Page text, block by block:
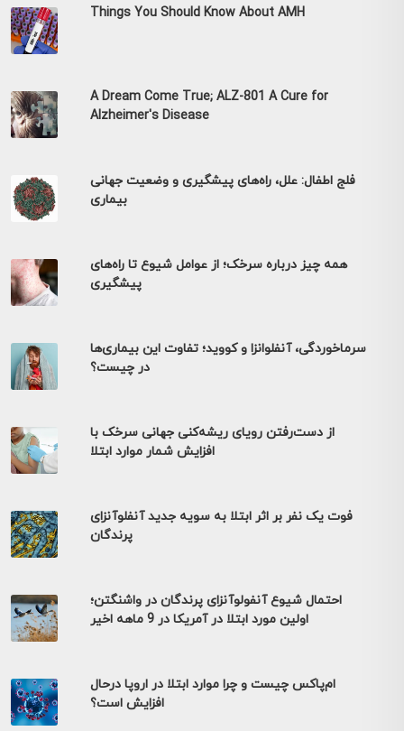
Things You Should Know About AMH
A Dream Come True; ALZ-801 A Cure for
Alzheimer's Disease
فلج اطفال: علل، راه‌های پیشگیری و وضعیت جهانی
بیماری
همه چیز درباره سرخک؛ از عوامل شیوع تا راه‌های
پیشگیری
سرماخوردگی، آنفلوانزا و کووید؛ تفاوت این بیماری‌ها
در چیست؟
از دست‌رفتن رویای ریشه‌کنی جهانی سرخک با
افزایش شمار موارد ابتلا
فوت یک نفر بر اثر ابتلا به سویه جدید آنفلوآنزای
پرندگان
احتمال شیوع آنفولوآنزای پرندگان در واشنگتن؛
اولین مورد ابتلا در آمریکا در 9 ماهه اخیر
ام‌پاکس چیست و چرا موارد ابتلا در اروپا درحال
افزایش است؟